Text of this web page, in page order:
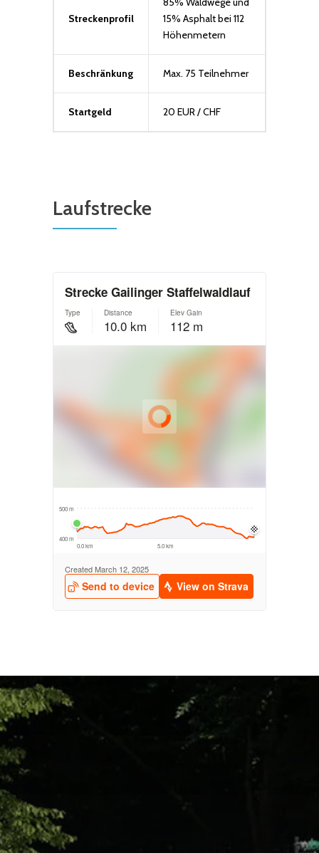
Streckenprofil
15% Asphalt bei 112
Höhenmetern
Beschränkung Max. 75 Teilnehmer
Startgeld 20 EUR / CHF
Laufstrecke